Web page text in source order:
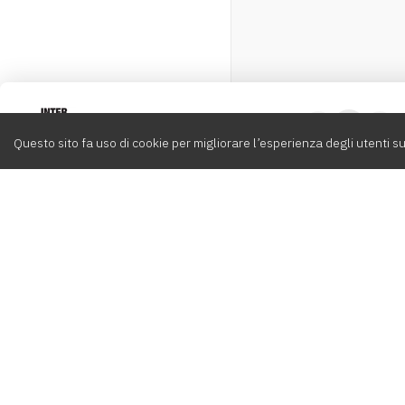
Questo sito fa uso di cookie per migliorare l’esperienza degli utenti